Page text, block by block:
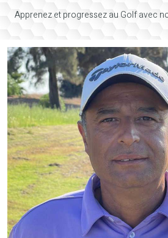
Apprenez et progressez au Golf avec